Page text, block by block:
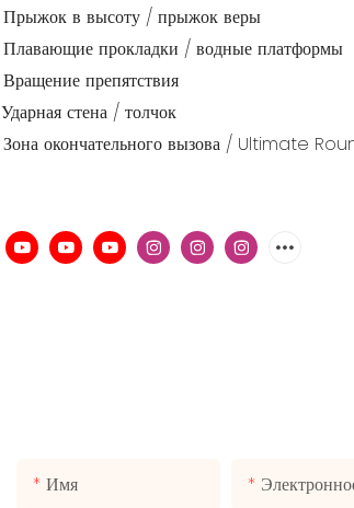
Прыжок в высоту / прыжок веры
Плавающие прокладки / водные платформы
Вращение препятствия
Ударная стена / толчок
Зона окончательного вызова / Ultimate
Имя